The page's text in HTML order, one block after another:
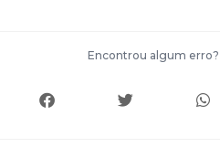
Encontrou algum erro?